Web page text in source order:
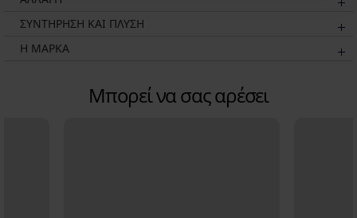
ΣΥΝΤΗΡΗΣΗ ΚΑΙ ΠΛΥΣΗ
Η ΜΆΡΚΑ
Μπορεί να σας αρέσει